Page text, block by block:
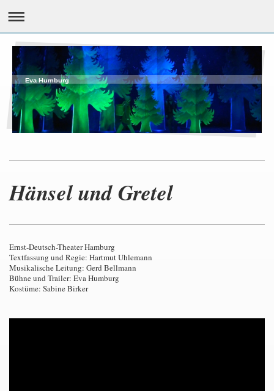
Eva Humburg
Hänsel und Gretel
Ernst-Deutsch-Theater Hamburg
Textfassung und Regie: Hartmut Uhlemann
Musikalische Leitung: Gerd Bellmann
Bühne und Trailer: Eva Humburg
Kostüme: Sabine Birker